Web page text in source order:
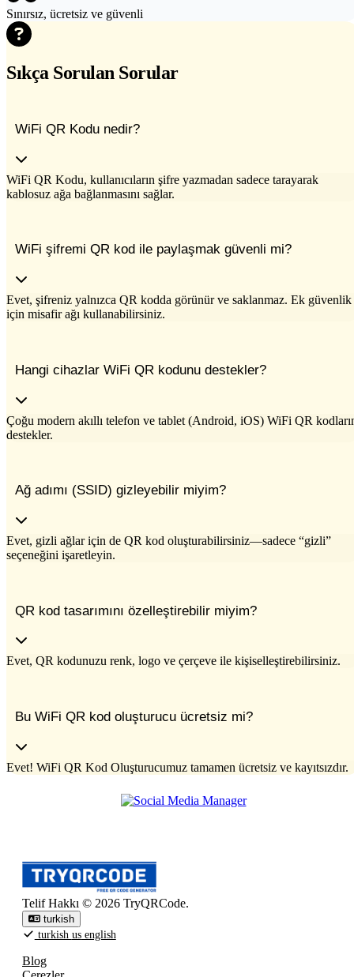
Sınırsız, ücretsiz ve güvenli
Sıkça Sorulan Sorular
WiFi QR Kodu nedir?
WiFi QR Kodu, kullanıcıların şifre yazmadan sadece tarayarak
kablosuz ağa bağlanmasını sağlar.
WiFi şifremi QR kod ile paylaşmak güvenli mi?
Evet, şifreniz yalnızca QR kodda görünür ve saklanmaz. Ek güvenlik
için misafir ağı kullanabilirsiniz.
Hangi cihazlar WiFi QR kodunu destekler?
Çoğu modern akıllı telefon ve tablet (Android, iOS) WiFi QR
destekler.
Ağ adımı (SSID) gizleyebilir miyim?
Evet, gizli ağlar için de QR kod oluşturabilirsiniz—sadece “gizli”
seçeneğini işaretleyin.
QR kod tasarımını özelleştirebilir miyim?
Evet, QR kodunuzu renk, logo ve çerçeve ile kişiselleştirebilirsiniz.
Bu WiFi QR kod oluşturucu ücretsiz mi?
Evet! WiFi QR Kod Oluşturucumuz tamamen ücretsiz ve kayıtsızdır.
Telif Hakkı © 2026 TryQRCode.
turkish
turkish usenglish
Blog